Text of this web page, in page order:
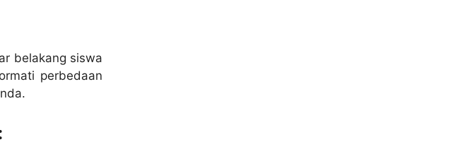
belakang siswa
perbedaan